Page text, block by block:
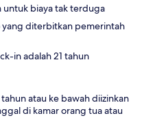
biaya tak terduga
diterbitkan pemerintah
in adalah 21 tahun
tahun atau ke bawah diizinkan
di kamar orang tua atau